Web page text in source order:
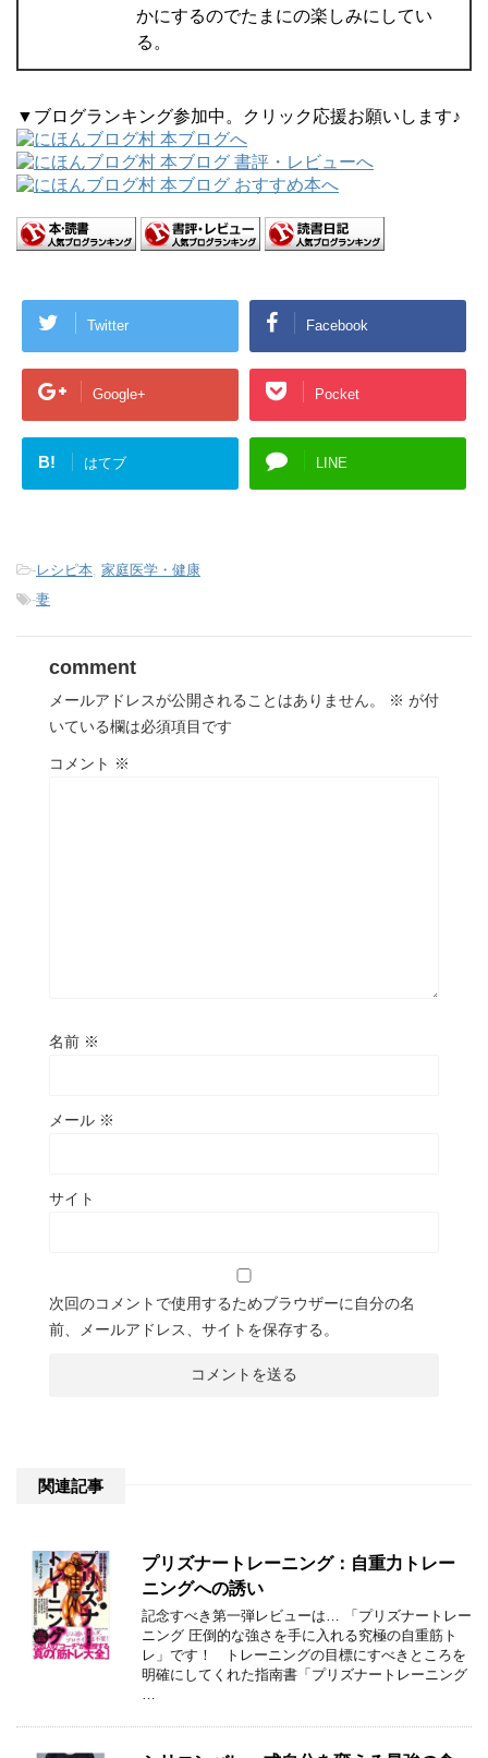
かにするのでたまにの楽しみにしてい
る。
▼ブログランキング参加中。クリック応援お願いします♪
Twitter Facebook
Google+ Pocket
B! はてブ LINE
-レシピ本 家庭医学・健康
-妻
comment
メールアドレスが公開されることはありません。 ※ が付
いている欄は必須項目です
コメント ※
名前 ※
メール ※
サイト
次回のコメントで使用するためブラウザーに自分の名
前、メールアドレス、サイトを保存する。
関連記事
プリズナートレーニング：自重力トレー
ニングへの誘い
記念すべき第一弾レビューは… 「プリズナートレー
ニング 圧倒的な強さを手に入れる究極の自重筋ト
レ」です！ トレーニングの目標にすべきところを
明確にしてくれた指南書「プリズナートレーニング